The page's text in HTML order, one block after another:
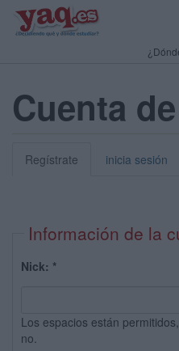
Cuenta
Regístrate inicia sesión
Información de la
Nick: *
Los espacios están
no.